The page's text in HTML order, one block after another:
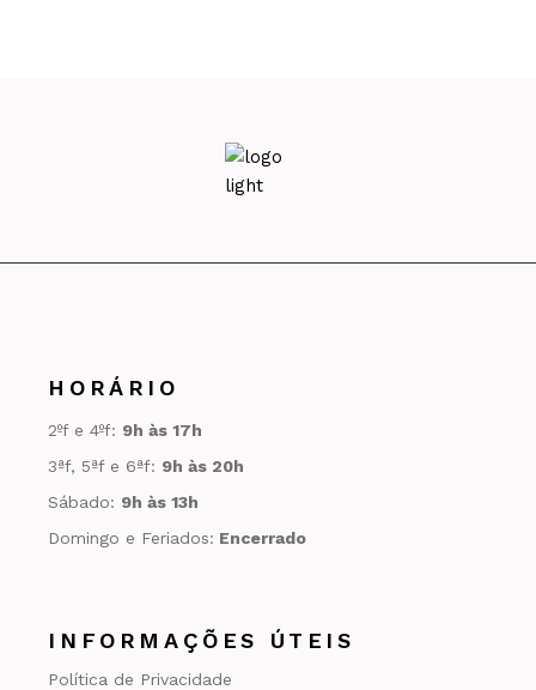
HORÁRIO
2ºf e 4ºf: 9h às 17h
3ªf, 5ªf e 6ªf: 9h às 20h
Sábado: 9h às 13h
Domingo e Feriados: Encerrado
INFORMAÇÕES ÚTEIS
Política de Privacidade